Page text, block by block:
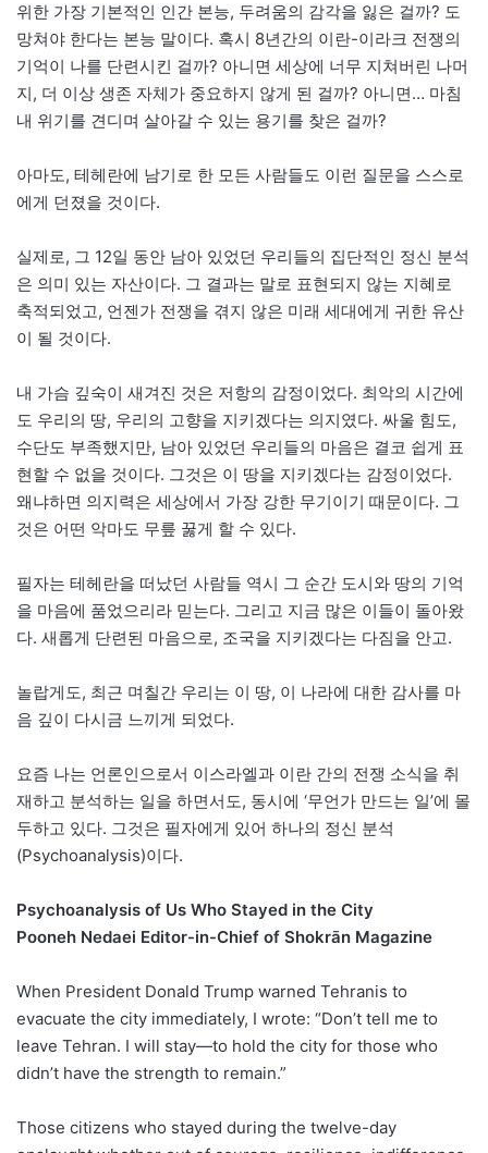
위한 가장 기본적인 인간 본능, 두려움의 감각을 잃은 걸까? 도
망쳐야 한다는 본능 말이다. 혹시 8년간의 이란-이라크 전쟁의
기억이 나를 단련시킨 걸까? 아니면 세상에 너무 지쳐버린 나머
지, 더 이상 생존 자체가 중요하지 않게 된 걸까? 아니면… 마침
내 위기를 견디며 살아갈 수 있는 용기를 찾은 걸까?
아마도, 테헤란에 남기로 한 모든 사람들도 이런 질문을 스스로
에게 던졌을 것이다.
실제로, 그 12일 동안 남아 있었던 우리들의 집단적인 정신 분석
은 의미 있는 자산이다. 그 결과는 말로 표현되지 않는 지혜로
축적되었고, 언젠가 전쟁을 겪지 않은 미래 세대에게 귀한 유산
이 될 것이다.
내 가슴 깊숙이 새겨진 것은 저항의 감정이었다. 최악의 시간에
도 우리의 땅, 우리의 고향을 지키겠다는 의지였다. 싸울 힘도,
수단도 부족했지만, 남아 있었던 우리들의 마음은 결코 쉽게 표
현할 수 없을 것이다. 그것은 이 땅을 지키겠다는 감정이었다.
왜냐하면 의지력은 세상에서 가장 강한 무기이기 때문이다. 그
것은 어떤 악마도 무릎 꿇게 할 수 있다.
필자는 테헤란을 떠났던 사람들 역시 그 순간 도시와 땅의 기억
을 마음에 품었으리라 믿는다. 그리고 지금 많은 이들이 돌아왔
다. 새롭게 단련된 마음으로, 조국을 지키겠다는 다짐을 안고.
놀랍게도, 최근 며칠간 우리는 이 땅, 이 나라에 대한 감사를 마
음 깊이 다시금 느끼게 되었다.
요즘 나는 언론인으로서 이스라엘과 이란 간의 전쟁 소식을 취
재하고 분석하는 일을 하면서도, 동시에 ‘무언가 만드는 일’에 몰
두하고 있다. 그것은 필자에게 있어 하나의 정신 분석
(Psychoanalysis)이다.
Psychoanalysis of Us Who Stayed in the City
Pooneh Nedaei Editor-in-Chief of Shokrān Magazine
When President Donald Trump warned Tehranis to
evacuate the city immediately, I wrote: “Don’t tell me to
leave Tehran. I will stay—to hold the city for those who
didn’t have the strength to remain.”
Those citizens who stayed during the twelve-day